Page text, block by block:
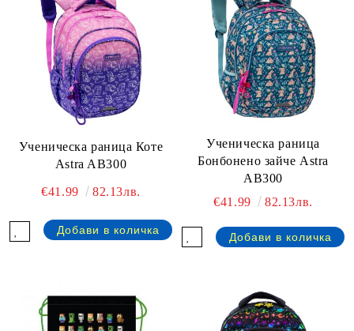
Ученическа раница Коте
Astra AB300
€41.99 82.13лв.
Ученическа раница
Бонбонено зайче Astra
AB300
€41.99
82.13лв.